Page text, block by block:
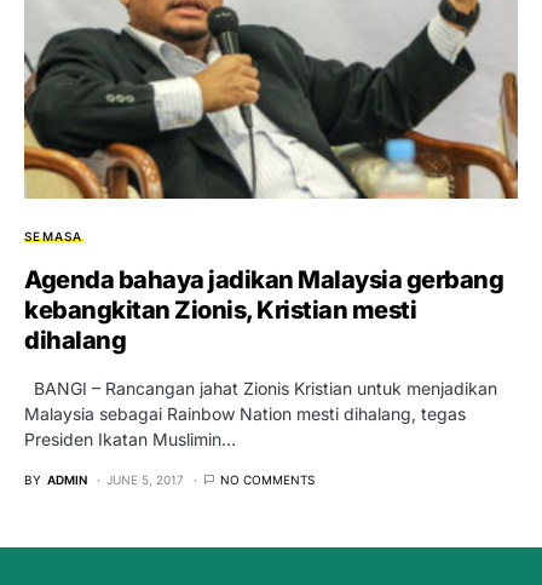
SEMASA
Agenda bahaya jadikan Malaysia gerbang
kebangkitan Zionis, Kristian mesti
dihalang
BANGI – Rancangan jahat Zionis Kristian untuk menjadikan
Malaysia sebagai Rainbow Nation mesti dihalang, tegas
Presiden Ikatan Muslimin…
BY ADMIN JUNE 5, 2017 NO COMMENTS